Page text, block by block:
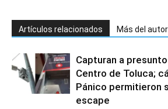
Artículos relacionados Más del autor
Capturan a
Centro de Toluca;
Pánico permitieron
escape